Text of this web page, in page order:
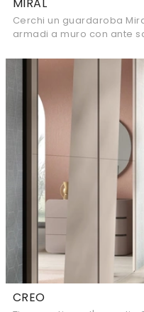
Cerchi un guardaroba
armadi a muro con ante
CREO